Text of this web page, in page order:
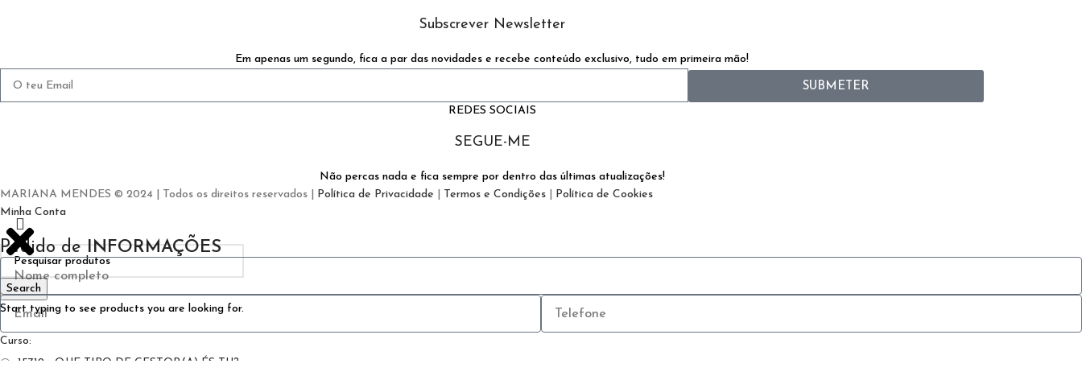
Subscrever Newsletter
Em apenas um segundo, fica a par das novidades e recebe conteúdo exclusivo, tudo em primeira mão!
SUBMETER
REDES SOCIAIS
SEGUE-ME
Não percas nada e fica sempre por dentro das últimas atualizações!
MARIANA MENDES © 2024 | Todos os direitos reservados | Política de Privacidade Termos e Condições Política de Cookies
Search
Start typing to see products you are looking for.
Minha Conta
Pedido deINFORMAÇÕES
Curso:
15712 - QUE TIPO DE GESTOR(A) ÉS TU?